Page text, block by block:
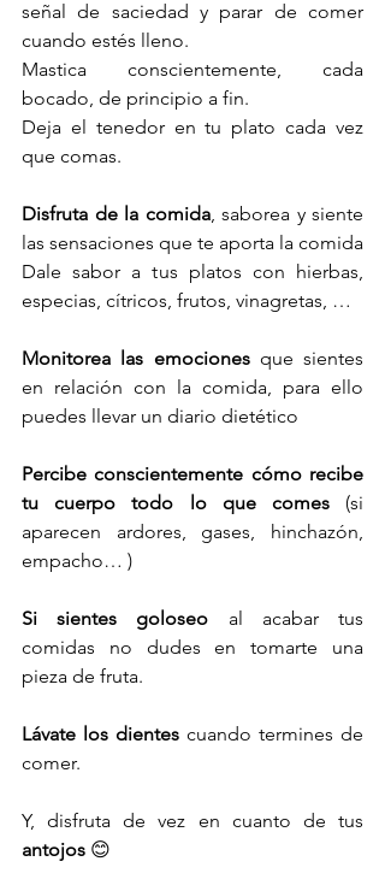
señal de saciedad y parar de comer
cuando estés lleno.
Mastica conscientemente, cada
bocado, de principio a fin.
Deja el tenedor en tu plato cada vez
que comas.
Disfruta de la comida, saborea y siente
las sensaciones que te aporta la comida
Dale sabor a tus platos con hierbas,
especias, cítricos, frutos, vinagretas, …
Monitorea las emociones que sientes
en relación con la comida, para ello
puedes llevar un diario dietético
Percibe conscientemente cómo recibe
tu cuerpo todo lo que comes (si
aparecen ardores, gases, hinchazón,
empacho… )
Si sientes goloseo al acabar tus
comidas no dudes en tomarte una
pieza de fruta.
Lávate los dientes cuando termines de
comer.
antojos 😊